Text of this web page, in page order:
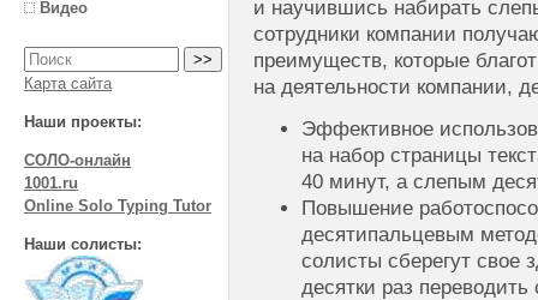
Видео
Карта сайта
Наши проекты:
СОЛО-онлайн
1001.ru
Online Solo Typing Tutor
Наши солисты:
и научившись набирать
сотрудники компании
преимуществ, которые
на деятельности компании,
Эффективное
на набор страницы
40 минут, а слепым
Повышение
десятипальцевым
солисты сберегут свое
десятки раз